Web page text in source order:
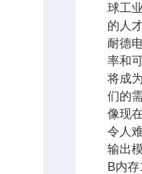
球工
的人
耐德
率和
将成
们的
像现
令人
输出
B内